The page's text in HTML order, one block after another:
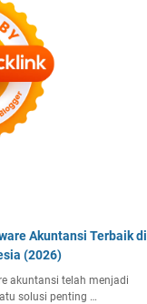
Akuntansi Terbaik di
(2026)
akuntansi telah menjadi
solusi penting …